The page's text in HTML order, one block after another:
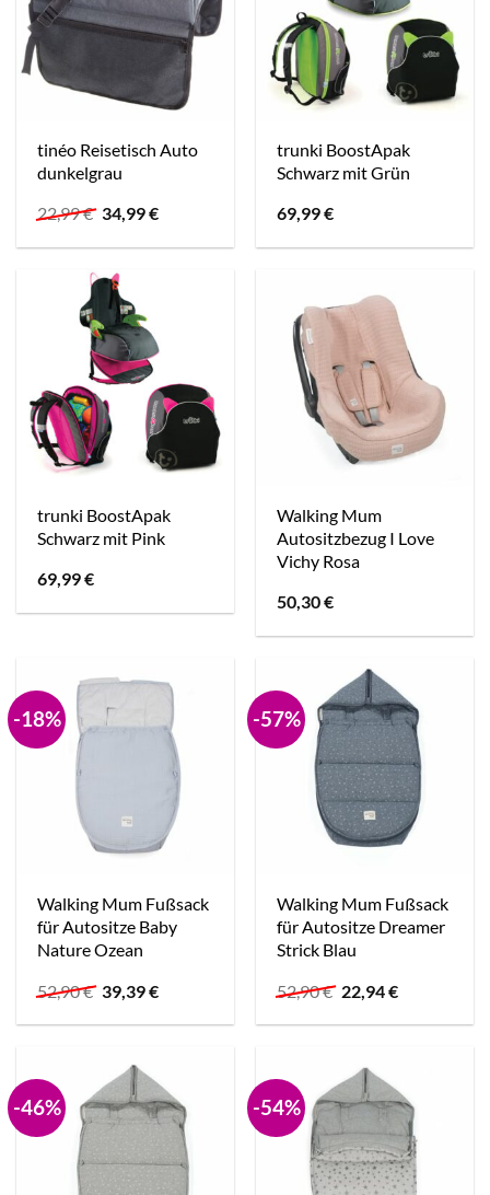
tinéo Reisetisch Auto
dunkelgrau
22,99€ Ursprünglicher
war:
34,99€Aktueller
ist:
trunki BoostApak
Schwarz mit Grün
69,99€
trunki BoostApak
Schwarz mit Pink
69,99€
Walking Mum
Autositzbezug I Love
Vichy Rosa
50,30€
-18%
Walking Mum Fußsack
für Autositze Baby
Nature Ozean
52,90€ Ursprünglicher
Preis
war:
39,39€Aktueller
ist:
-57%
Walking Mum Fußsack
für Autositze Dreamer
Strick Blau
52,90€ Ursprünglicher
Preis
war:
22,94€Aktueller
ist:
-46% -54%